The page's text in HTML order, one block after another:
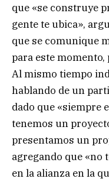
que «se construye
gente te ubica»,
que se comunique
para este momento,
Al mismo tiempo
hablando de un
dado que «siempre
tenemos un
presentamos un
agregando que
en la alianza en la